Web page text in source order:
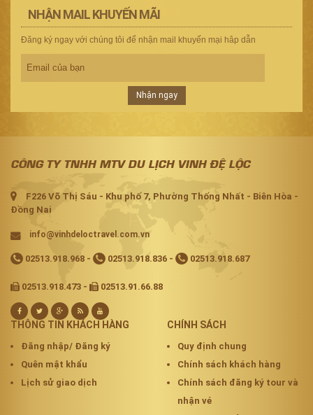
NHẬN MAIL KHUYẾN MÃI
Đăng ký ngay với chúng tôi để nhận mail khuyến mại hâp dẫn
Nhận ngay
CÔNG TY TNHH MTV DU LỊCH VINH ĐỆ LỘC
F226 Võ Thị Sáu - Khu phố 7, Phường Thống Nhất - Biên Hòa -
Đồng Nai
info@vinhdeloctravel.com.vn
02513.918.968 - 02513.918.836 - 02513.918.687
02513.918.473 - 02513.91.66.88
THÔNG TIN KHÁCH HÀNG
Đăng nhập/ Đăng ký
Quên mật khẩu
Lịch sử giao dịch
CHÍNH SÁCH
Quy định chung
Chính sách khách hàng
Chính sách đăng ký tour và
nhận vé